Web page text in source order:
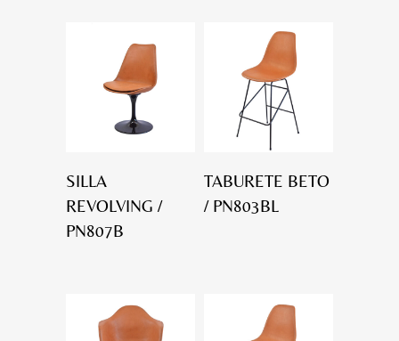
SILLA
REVOLVING /
PN807B
TABURETE BETO
/ PN803BL